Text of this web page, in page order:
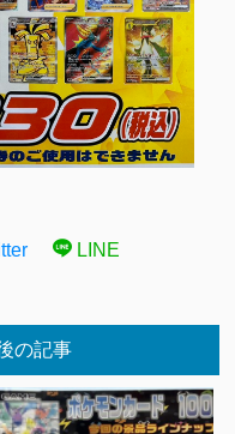
LINE
の記事